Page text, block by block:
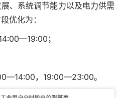
、系统调节能力以及电力供需
优化为：
；
，19:00—23:00。